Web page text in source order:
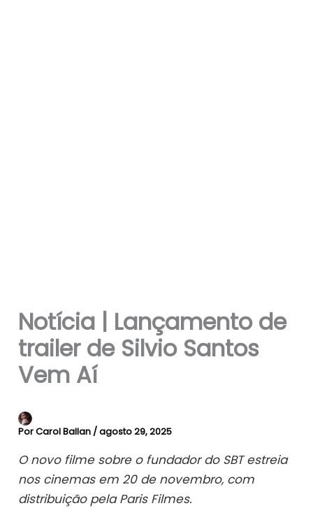
Notícia | Lançamento de
trailer de Silvio Santos
Vem Aí
PorCarol Ballan /agosto 29, 2025
O novo filme sobre o fundador do SBT estreia
nos cinemas em 20 de novembro, com
distribuição pela Paris Filmes.